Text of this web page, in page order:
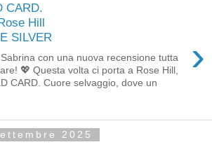
CARD.
Hill
SILVER
›
Sabrina con una nuova recensione tutta
💖 Questa volta ci porta a Rose Hill,
CARD. Cuore selvaggio, dove un
2025